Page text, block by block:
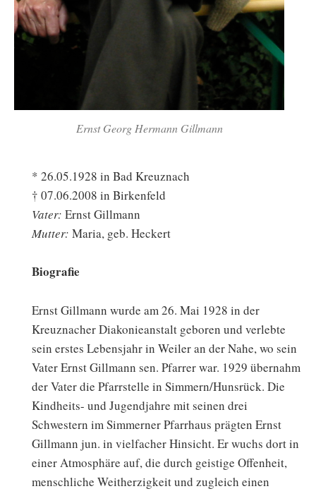
Ernst Georg Hermann Gillmann
* 26.05.1928 in Bad Kreuznach
† 07.06.2008 in Birkenfeld
Vater: Ernst Gillmann
Mutter: Maria, geb. Heckert
Biografie
Ernst Gillmann wurde am 26. Mai 1928 in der
Kreuznacher Diakonieanstalt geboren und verlebte
sein erstes Lebensjahr in Weiler an der Nahe, wo sein
Vater Ernst Gillmann sen. Pfarrer war. 1929 übernahm
der Vater die Pfarrstelle in Simmern/Hunsrück. Die
Kindheits- und Jugendjahre mit seinen drei
Schwestern im Simmerner Pfarrhaus prägten Ernst
Gillmann jun. in vielfacher Hinsicht. Er wuchs dort in
einer Atmosphäre auf, die durch geistige Offenheit,
menschliche Weitherzigkeit und zugleich einen